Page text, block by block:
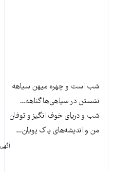
شب است و چهره میهن سیاهه
نشستن در سیاهی‌ها گناهه...
شب و دریای خوف انگیز و توفان
من و اندیشه‌های پاک پویان...
آگهی